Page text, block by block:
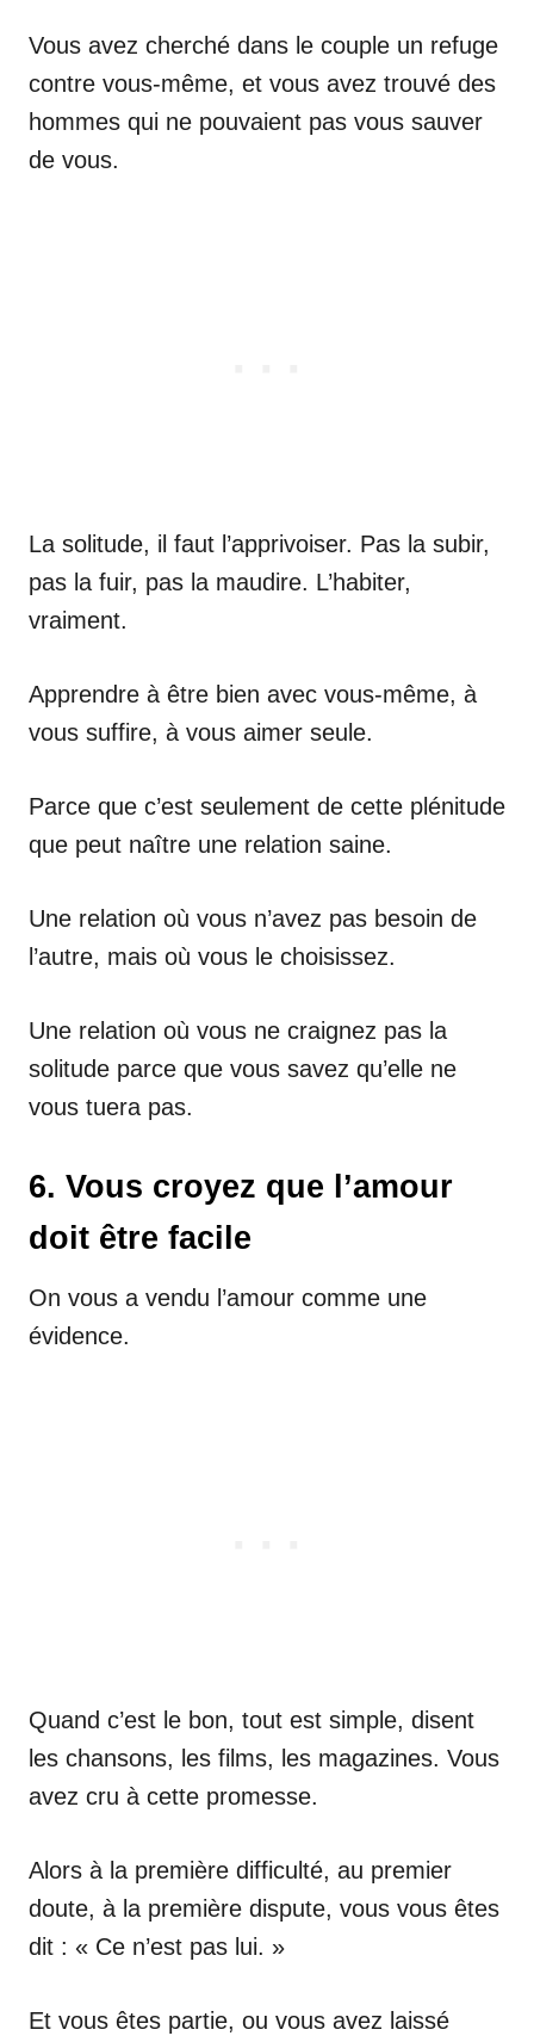
Vous avez cherché dans le couple un refuge
contre vous-même, et vous avez trouvé des
hommes qui ne pouvaient pas vous sauver
de vous.
La solitude, il faut l’apprivoiser. Pas la subir,
pas la fuir, pas la maudire. L’habiter,
vraiment.
Apprendre à être bien avec vous-même, à
vous suffire, à vous aimer seule.
Parce que c’est seulement de cette plénitude
que peut naître une relation saine.
Une relation où vous n’avez pas besoin de
l’autre, mais où vous le choisissez.
Une relation où vous ne craignez pas la
solitude parce que vous savez qu’elle ne
vous tuera pas.
6. Vous croyez que l’amour
doit être facile
On vous a vendu l’amour comme une
évidence.
Quand c’est le bon, tout est simple, disent
les chansons, les films, les magazines. Vous
avez cru à cette promesse.
Alors à la première difficulté, au premier
doute, à la première dispute, vous vous êtes
dit : « Ce n’est pas lui. »
Et vous êtes partie, ou vous avez laissé